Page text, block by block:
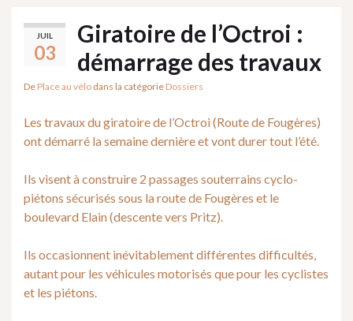
JUIL
03
Giratoire de l’Octroi :
démarrage des travaux
De Place au vélo dans la catégorie Dossiers
Les travaux du giratoire de l’Octroi (Route de Fougères)
ont démarré la semaine dernière et vont durer tout l’été.
Ils visent à construire 2 passages souterrains cyclo-
piétons sécurisés sous la route de Fougères et le
boulevard Elain (descente vers Pritz).
Ils occasionnent inévitablement différentes difficultés,
autant pour les véhicules motorisés que pour les cyclistes
et les piétons.